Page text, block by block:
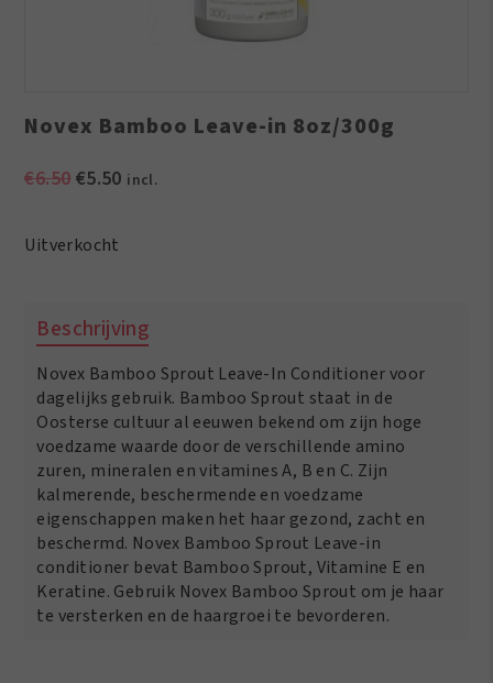
Novex Bamboo Leave-in 8oz/300g
€6.50 Oorspronkelijke
€6.50.
€5.50Huidige
incl.
Uitverkocht
Beschrijving
Novex Bamboo Sprout Leave-In Conditioner voor
dagelijks gebruik. Bamboo Sprout staat in de
Oosterse cultuur al eeuwen bekend om zijn hoge
voedzame waarde door de verschillende amino
zuren, mineralen en vitamines A, B en C. Zijn
kalmerende, beschermende en voedzame
eigenschappen maken het haar gezond, zacht en
beschermd. Novex Bamboo Sprout Leave-in
conditioner bevat Bamboo Sprout, Vitamine E en
Keratine. Gebruik Novex Bamboo Sprout om je haar
te versterken en de haargroei te bevorderen.